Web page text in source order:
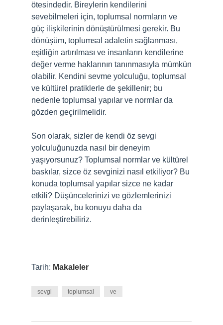
ötesindedir. Bireylerin kendilerini
sevebilmeleri için, toplumsal normların ve
güç ilişkilerinin dönüştürülmesi gerekir. Bu
dönüşüm, toplumsal adaletin sağlanması,
eşitliğin artırılması ve insanların kendilerine
değer verme haklarının tanınmasıyla mümkün
olabilir. Kendini sevme yolculuğu, toplumsal
ve kültürel pratiklerle de şekillenir; bu
nedenle toplumsal yapılar ve normlar da
gözden geçirilmelidir.
Son olarak, sizler de kendi öz sevgi
yolculuğunuzda nasıl bir deneyim
yaşıyorsunuz? Toplumsal normlar ve kültürel
baskılar, sizce öz sevginizi nasıl etkiliyor? Bu
konuda toplumsal yapılar sizce ne kadar
etkili? Düşüncelerinizi ve gözlemlerinizi
paylaşarak, bu konuyu daha da
derinleştirebiliriz.
Tarih: Makaleler
sevgi toplumsal ve